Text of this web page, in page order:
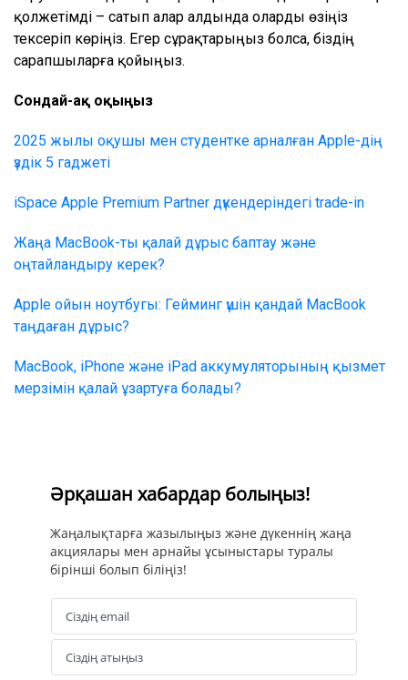
қолжетімді – сатып алар алдында оларды өзіңіз
тексеріп көріңіз. Егер сұрақтарыңыз болса, біздің
сарапшыларға қойыңыз.
Сондай-ақ оқыңыз
2025 жылы оқушы мен студентке арналған Apple-дің
үздік 5 гаджеті
iSpace Apple Premium Partner дүкендеріндегі trade-in
Жаңа MacBook-ты қалай дұрыс баптау және
оңтайландыру керек?
Apple ойын ноутбугы: Гейминг үшін қандай MacBook
таңдаған дұрыс?
MacBook, iPhone және iPad аккумуляторының қызмет
мерзімін қалай ұзартуға болады?
Әрқашан хабардар болыңыз!
Жаңалықтарға жазылыңыз және дүкеннің жаңа
акциялары мен арнайы ұсыныстары туралы
бірінші болып біліңіз!
Email
Сіздің email
Name
Сіздің атыңыз